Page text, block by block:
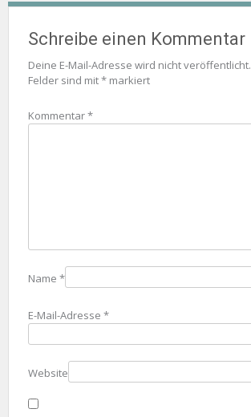
Schreibe einen Kommentar
Deine E-Mail-Adresse wird nicht veröffentlicht.
Felder sind mit* markiert
Kommentar*
Name *
E-Mail-Adresse *
Website